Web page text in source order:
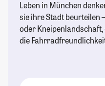
Leben in München
sie ihre Stadt beurteilen
oder
die